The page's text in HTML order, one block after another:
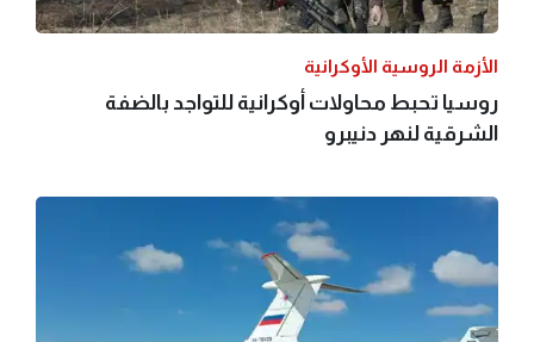
الأزمة الروسية الأوكرانية
روسيا تحبط محاولات أوكرانية للتواجد بالضفة
الشرقية لنهر دنيبرو